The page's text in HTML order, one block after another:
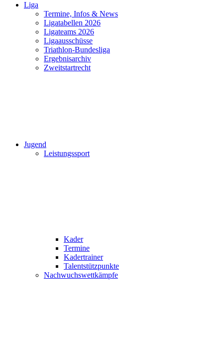
Liga
Termine, Infos & News
Ligatabellen 2026
Ligateams 2026
Ligaausschüsse
Triathlon-Bundesliga
Ergebnisarchiv
Zweitstartrecht
Jugend
Leistungssport
Kader
Termine
Kadertrainer
Talentstützpunkte
Nachwuchswettkämpfe